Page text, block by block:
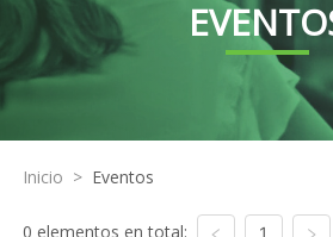
Inicio > Eventos
0 elementos en total: 1